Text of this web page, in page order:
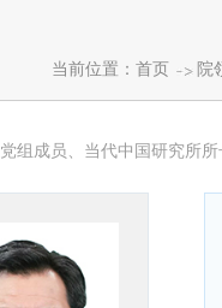
当前位置： 首页 院
党组成员、当代中国研究所所